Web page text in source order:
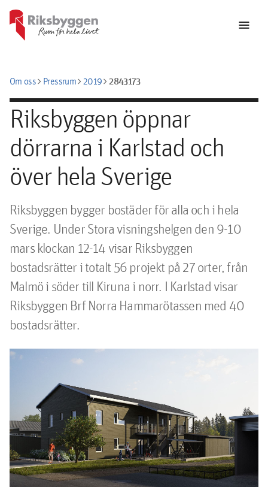
menu
Om osschevron_rightPressrumchevron_right2019chevron_right2843173
Riksbyggen öppnar
dörrarna i Karlstad och
över hela Sverige
​Riksbyggen bygger bostäder för alla och i hela
Sverige. Under Stora visningshelgen den 9-10
mars klockan 12-14 visar Riksbyggen
bostadsrätter i totalt 56 projekt på 27 orter, från
Malmö i söder till Kiruna i norr. I Karlstad visar
Riksbyggen Brf Norra Hammarötassen med 40
bostadsrätter.